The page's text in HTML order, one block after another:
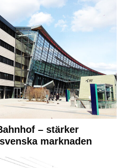
– stärker
marknaden